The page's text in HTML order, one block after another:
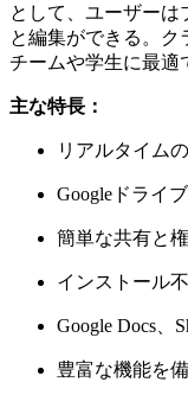
として、ユーザー
と編集ができる。ク
チームや学生に最適
主な特長：
リアルタイム
Googleドライ
簡単な共有と
インストール
Google Docs、
豊富な機能を